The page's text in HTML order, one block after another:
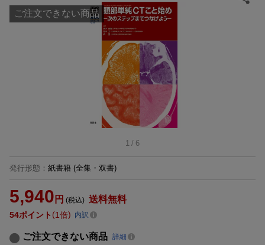
ご注文できない商品
1 / 6
発行形態 ： 紙書籍 (全集・双書)
5,940 円 (税込) 送料無料
54ポイント 1倍 内訳
ご注文できない商品 詳細